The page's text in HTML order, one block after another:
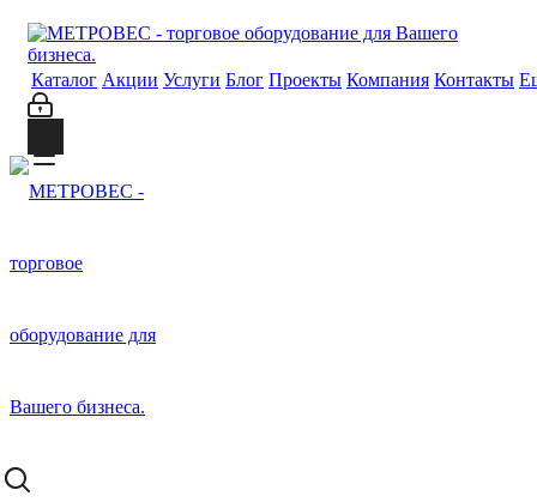
Каталог Акции Услуги Блог Проекты Компания Контакты